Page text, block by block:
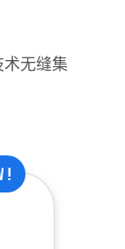
无缝集